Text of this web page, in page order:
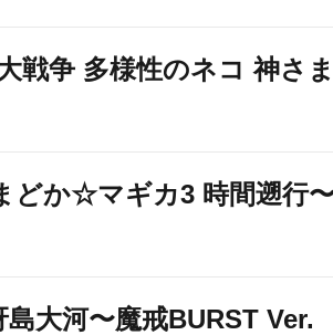
戦争 多様性のネコ 神さ
どか☆マギカ3 時間遡行
島大河〜魔戒BURST Ver.